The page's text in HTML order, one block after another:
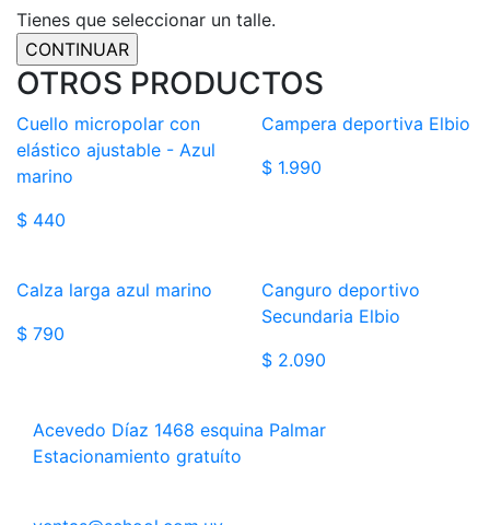
Tienes que seleccionar un talle.
OTROS PRODUCTOS
Cuello micropolar con
elástico ajustable - Azul
marino
$ 440
Campera deportiva Elbio
$ 1.990
Calza larga azul marino
$ 790
Canguro deportivo
Secundaria Elbio
$ 2.090
Acevedo Díaz 1468 esquina Palmar
Estacionamiento gratuíto